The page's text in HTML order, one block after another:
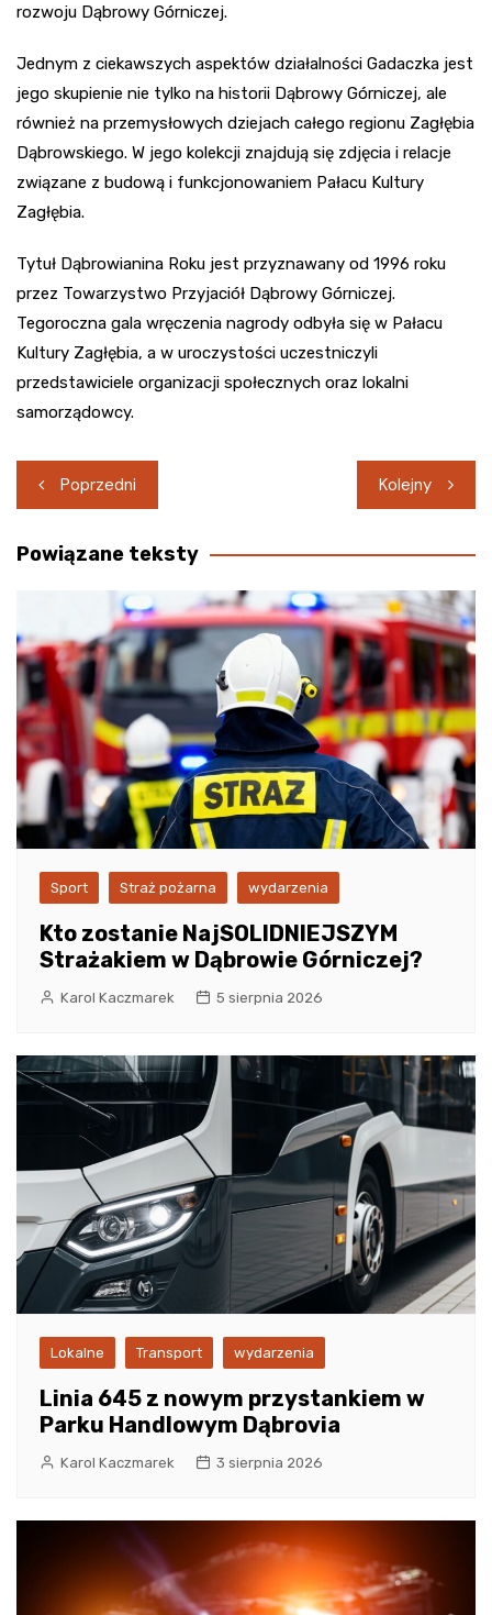
rozwoju Dąbrowy Górniczej.
Jednym z ciekawszych aspektów działalności Gadaczka jest
jego skupienie nie tylko na historii Dąbrowy Górniczej, ale
również na przemysłowych dziejach całego regionu Zagłębia
Dąbrowskiego. W jego kolekcji znajdują się zdjęcia i relacje
związane z budową i funkcjonowaniem Pałacu Kultury
Zagłębia.
Tytuł Dąbrowianina Roku jest przyznawany od 1996 roku
przez Towarzystwo Przyjaciół Dąbrowy Górniczej.
Tegoroczna gala wręczenia nagrody odbyła się w Pałacu
Kultury Zagłębia, a w uroczystości uczestniczyli
przedstawiciele organizacji społecznych oraz lokalni
samorządowcy.
Nawigacja
wpisu
Poprzedni Kolejny
Powiązane teksty
Sport Straż pożarna wydarzenia
Kto zostanie NajSOLIDNIEJSZYM
Strażakiem w Dąbrowie Górniczej?
Karol Kaczmarek 5 sierpnia 2026
Lokalne Transport wydarzenia
Linia 645 z nowym przystankiem w
Parku Handlowym Dąbrovia
Karol Kaczmarek 3 sierpnia 2026